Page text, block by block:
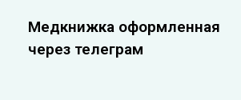
Медкнижка оформленная
через телеграм